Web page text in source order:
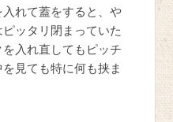
れて蓋をすると、や
ッタリ閉まっていた
入れ直してもピッチ
見ても特に何も挟ま